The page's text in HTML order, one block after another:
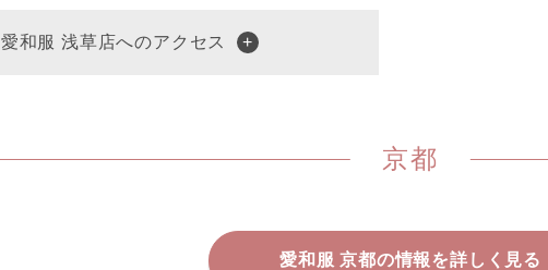
愛和服 浅草店へのアクセス
京都
愛和服 京都の情報を詳しく見る